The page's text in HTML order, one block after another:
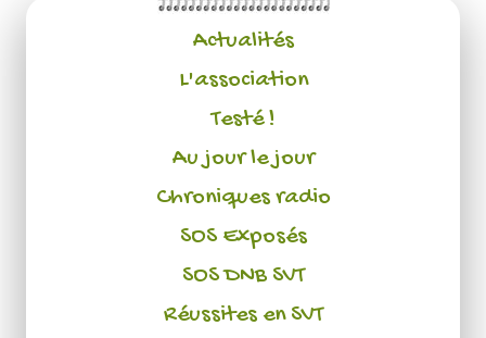
Actualités
L'association
Testé !
Au jour le jour
Chroniques radio
SOS Exposés
SOS DNB SVT
Réussites en SVT